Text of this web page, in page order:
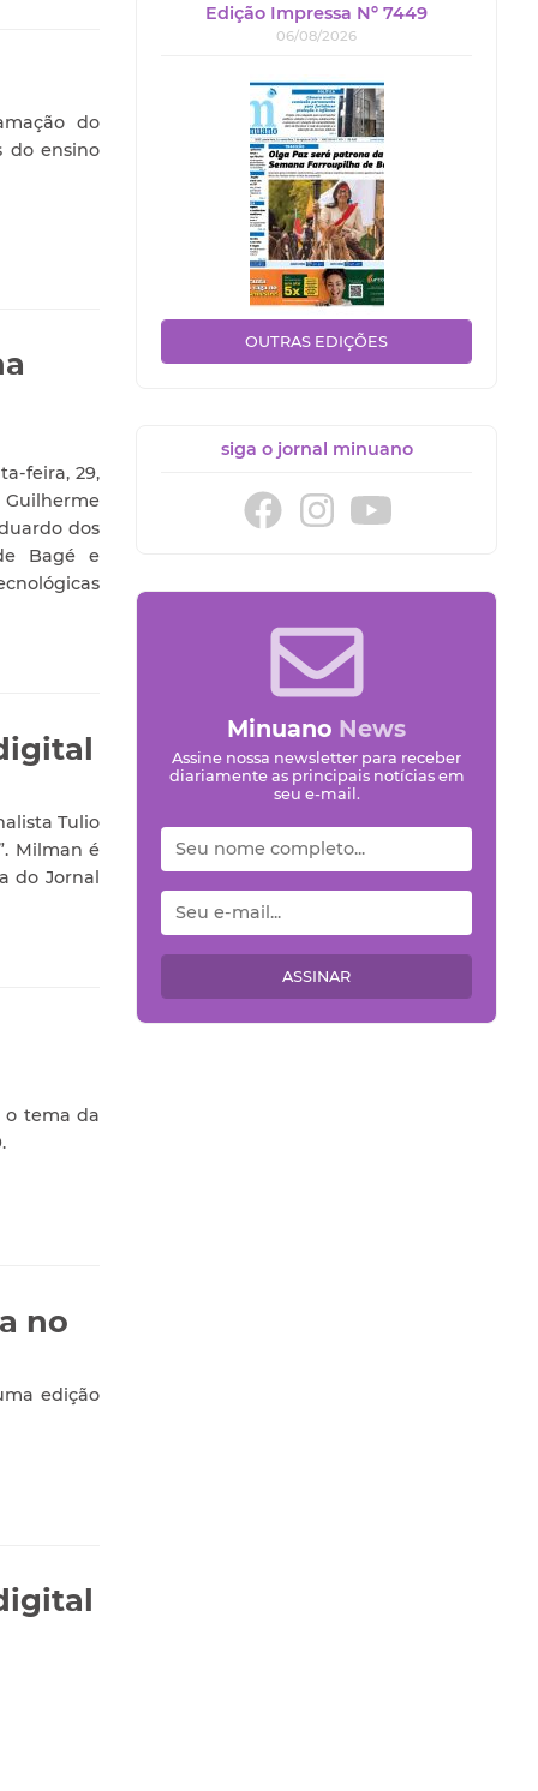
do
do ensino
feira, 29,
dos
Bagé e
Tulio
Milman é
do Jornal
o tema da
no
edição
Edição Impressa Nº 7449
06/08/2026
OUTRAS EDIÇÕES
siga o jornal minuano
Minuano News
Assine nossa newsletter para receber
diariamente as principais notícias em
seu e-mail.
ASSINAR